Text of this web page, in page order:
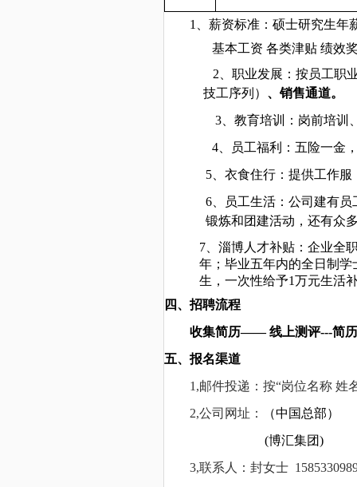
1
、薪资标准：硕士研究生
基本工资 各类津贴 绩效
2 、职业发展：按员工职
技工序列） 、销售通道。
3 、教育培训：岗前培
4 、员工福利：五险一金
5 、衣食住行：提供工作
6 、员工生活：公司建有
锻炼和团建活动，还有众
7 、淄博人 才补贴：企业全
年；毕业五年内的全日制
生，一次性给予1万元生活
四、招聘流程
收集简历—— 线上测评---简
五、报名渠道
1,邮件投递：按“岗位名称 姓
2,公司网址：
（中国总部）
(博汇集团)
3,联系人：封女士